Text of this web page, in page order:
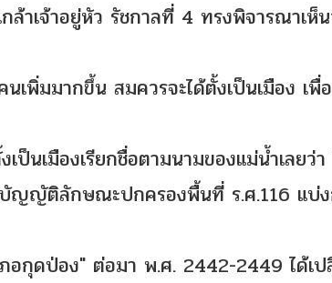
าเจ้าอยู่หัว รัชกาลที่ 4 ทรงพิจารณาเห็
พิ่มมากขึ้น สมควรจะได้ตั้งเป็นเมือง เพื่
นเมืองเรียกชื่อตามนามของแม่น้ำเลยว่า
ญญัติลักษณะปกครองพื้นที่ ร.ศ.116 แบ่
อกุดป่อง" ต่อมา พ.ศ. 2442-2449 ได้เป